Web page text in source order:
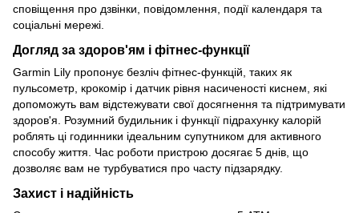
сповіщення про дзвінки, повідомлення, події календаря та
соціальні мережі.
Догляд за здоров'ям і фітнес-функції
Garmin Lily пропонує безліч фітнес-функцій, таких як
пульсометр, крокомір і датчик рівня насиченості киснем, які
допоможуть вам відстежувати свої досягнення та підтримувати
здоров'я. Розумний будильник і функції підрахунку калорій
роблять ці годинники ідеальним супутником для активного
способу життя. Час роботи пристрою досягає 5 днів, що
дозволяє вам не турбуватися про часту підзарядку.
Захист і надійність